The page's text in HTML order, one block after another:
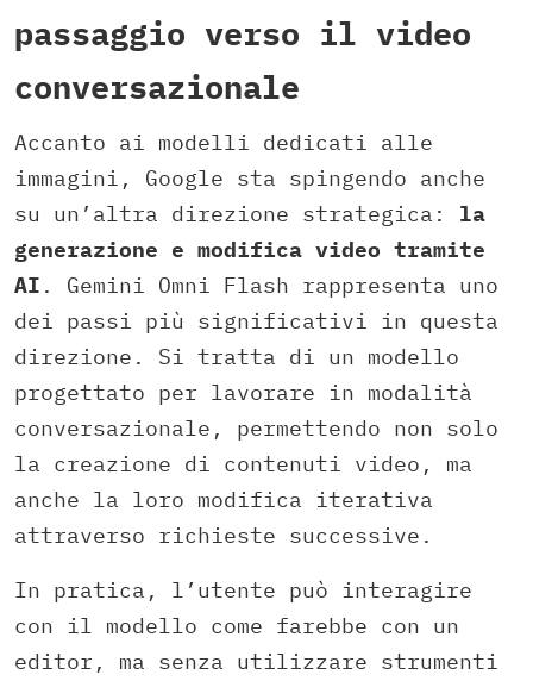
passaggio verso il video
conversazionale
Accanto ai modelli dedicati alle
immagini, Google sta spingendo anche
su un’altra direzione strategica: la
generazione e modifica video tramite
AI . Gemini Omni Flash rappresenta uno
dei passi più significativi in questa
direzione. Si tratta di un modello
progettato per lavorare in modalità
conversazionale, permettendo non solo
la creazione di contenuti video, ma
anche la loro modifica iterativa
attraverso richieste successive.
In pratica, l’utente può interagire
con il modello come farebbe con un
editor, ma senza utilizzare strumenti